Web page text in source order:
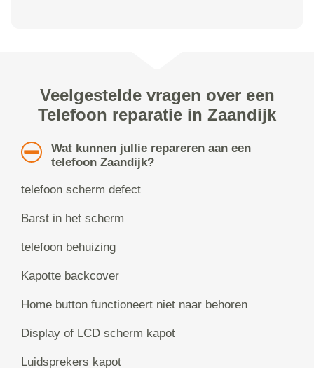
Veelgestelde vragen over een
Telefoon reparatie in Zaandijk
Wat kunnen jullie repareren aan een
telefoon Zaandijk?
telefoon scherm defect
Barst in het scherm
telefoon behuizing
Kapotte backcover
Home button functioneert niet naar behoren
Display of LCD scherm kapot
Luidsprekers kapot